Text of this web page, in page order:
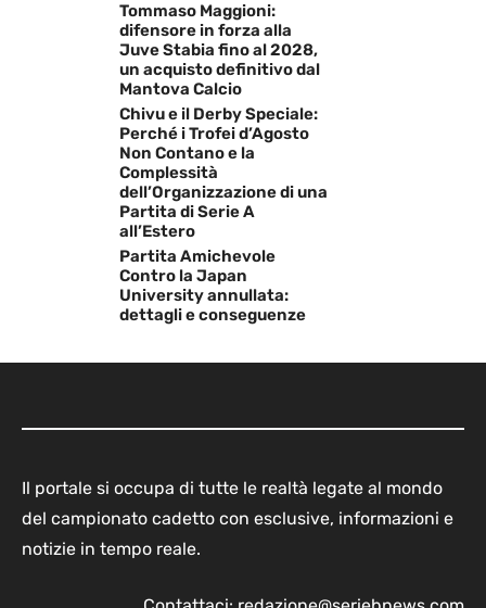
Tommaso Maggioni:
difensore in forza alla
Juve Stabia fino al 2028,
un acquisto definitivo dal
Mantova Calcio
Chivu e il Derby Speciale:
Perché i Trofei d’Agosto
Non Contano e la
Complessità
dell’Organizzazione di una
Partita di Serie A
all’Estero
Partita Amichevole
Contro la Japan
University annullata:
dettagli e conseguenze
Il portale si occupa di tutte le realtà legate al mondo
del campionato cadetto con esclusive, informazioni e
notizie in tempo reale.